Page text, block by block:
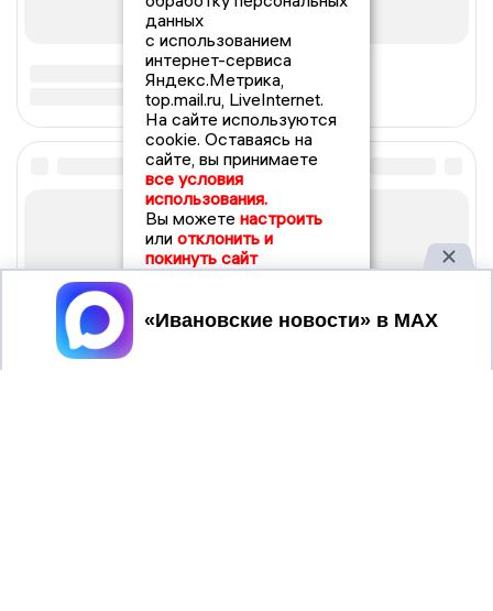
данных
с использованием
интернет-сервиса
Яндекс.Метрика,
top.mail.ru, LiveInternet.
На сайте используются
cookie. Оставаясь на
сайте, вы принимаете
все условия
использования.
Вы можете настроить
или отклонить и
покинуть сайт
Принять